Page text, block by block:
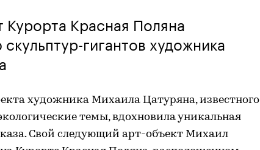
Красная Поляна
гигантов художника
художника Михаила Цатуряна, известного
темы, вдохновила уникальная
Свой следующий арт-объект Михаил